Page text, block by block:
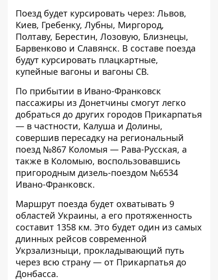
Поезд будет курсировать через: Львов,
Киев, Гребенку, Лубны, Миргород,
Полтаву, Берестин, Лозовую, Близнецы,
Барвенково и Славянск. В составе поезда
будут курсировать плацкартные,
купейные вагоны и вагоны СВ.
По прибытии в Ивано-Франковск
пассажиры из Донетчины смогут легко
добраться до других городов Прикарпатья
— в частности, Калуша и Долины,
совершив пересадку на региональный
поезд №867 Коломыя — Рава-Русская, а
также в Коломыю, воспользовавшись
пригородным дизель-поездом №6534
Ивано-Франковск.
Маршрут поезда будет охватывать 9
областей Украины, а его протяженность
составит 1358 км. Это будет один из самых
длинных рейсов современной
Укрзализныци, прокладывающий путь
через всю страну — от Прикарпатья до
Донбасса.